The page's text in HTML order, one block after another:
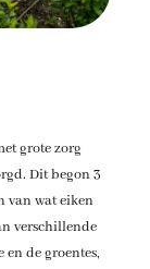
grote zorg
Dit begon 3
van wat eiken
verschillende
en de groentes,